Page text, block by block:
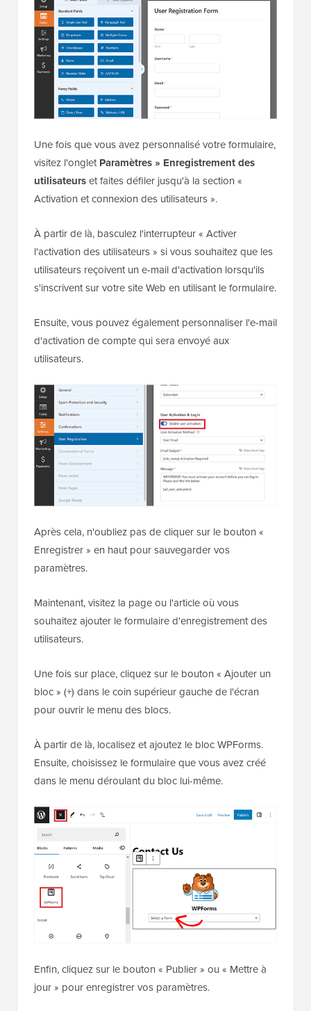
Une fois que vous avez personnalisé votre formulaire,
visitez l'ongletParamètres » Enregistrement des
utilisateurset faites défiler jusqu'à la section «
Activation et connexion des utilisateurs ».
À partir de là, basculez l'interrupteur « Activer
l'activation des utilisateurs » si vous souhaitez que les
utilisateurs reçoivent un e-mail d'activation lorsqu'ils
s'inscrivent sur votre site Web en utilisant le formulaire.
Ensuite, vous pouvez également personnaliser l'e-mail
d'activation de compte qui sera envoyé aux
utilisateurs.
Après cela, n'oubliez pas de cliquer sur le bouton «
Enregistrer » en haut pour sauvegarder vos
paramètres.
Maintenant, visitez la page ou l'article où vous
souhaitez ajouter le formulaire d'enregistrement des
utilisateurs.
Une fois sur place, cliquez sur le bouton « Ajouter un
bloc » (+) dans le coin supérieur gauche de l'écran
pour ouvrir le menu des blocs.
À partir de là, localisez et ajoutez le bloc WPForms.
Ensuite, choisissez le formulaire que vous avez créé
dans le menu déroulant du bloc lui-même.
Enfin, cliquez sur le bouton « Publier » ou « Mettre à
jour » pour enregistrer vos paramètres.